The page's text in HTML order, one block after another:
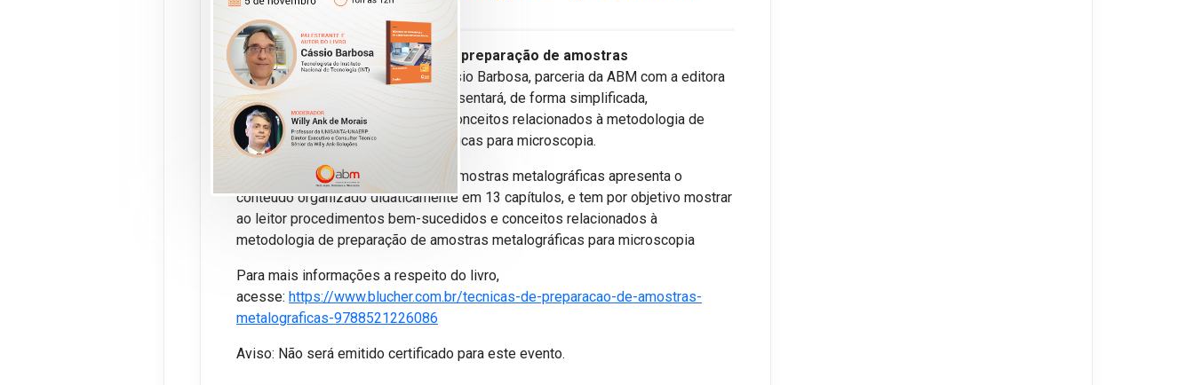
Apresentação do livroTécnicas de preparação de amostras
metalográficas, de autoria de Cássio Barbosa, parceria da ABM com a editora
Blucher. Neste webinar, o autor apresentará, de forma simplificada,
procedimentos bem-sucedidos e conceitos relacionados à metodologia de
preparação de amostras metalográficas para microscopia.
O livro Técnicas de preparação de amostras metalográficas apresenta o
conteúdo organizado didaticamente em 13 capítulos, e tem por objetivo mostrar
ao leitor procedimentos bem-sucedidos e conceitos relacionados à
metodologia de preparação de amostras metalográficas para microscopia
Para mais informações a respeito do livro,
acesse: https://www.blucher.com.br/tecnicas-de-preparacao-de-amostras-
metalograficas-9788521226086
Aviso: Não será emitido certificado para este evento.